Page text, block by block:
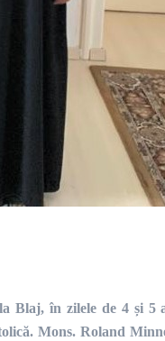
Blaj, în zilele de 4 și
Mons. Roland